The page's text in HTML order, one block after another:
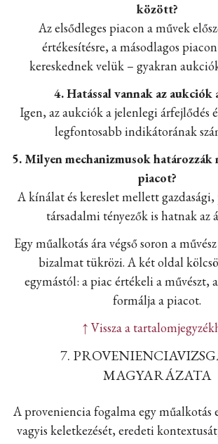
között?
Az elsődleges piacon a művek
értékesítésre, a másodlagos
kereskednek velük – gyakran
4. Hatással vannak az aukciók
Igen, az aukciók a jelenlegi árfejlődés
legfontosabb indikátorának
5. Milyen mechanizmusok határozzák
piacot?
A kínálat és kereslet mellett gazdasági,
társadalmi tényezők is hatnak az
Egy műalkotás ára végső soron a
bizalmat tükrözi. A két oldal
egymástól: a piac értékeli a művészt,
formálja a piacot.
↑ Vissza a
7.
MAGYARÁZATA
A proveniencia fogalma egy műalkotás
vagyis keletkezését, eredeti